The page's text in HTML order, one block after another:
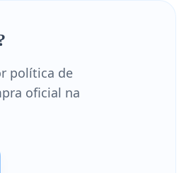
política de
oficial na